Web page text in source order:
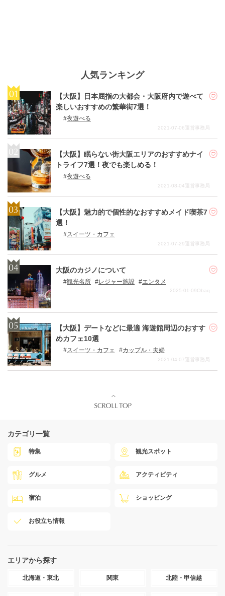
人気ランキング
【大阪】日本屈指の大都会・大阪府内で遊べて
楽しいおすすめの繁華街7選！
夜遊べる
2021-07-06運営事務局
【大阪】眠らない街大阪エリアのおすすめナイ
トライフ7選！夜でも楽しめる！
夜遊べる
2021-08-04運営事務局
【大阪】魅力的で個性的なおすすめメイド喫茶7
選！
スイーツ・カフェ
2021-07-29運営事務局
大阪のカジノについて
観光名所 レジャー施設 エンタメ
2025-01-09Obaq
【大阪】デートなどに最適 海遊館周辺のおすす
めカフェ10選
スイーツ・カフェ カップル・夫婦
2021-04-07運営事務局
カテゴリ一覧
特集 観光スポット
グルメ アクティビティ
宿泊 ショッピング
お役立ち情報
エリアから探す
北海道・東北 関東 北陸・甲信越